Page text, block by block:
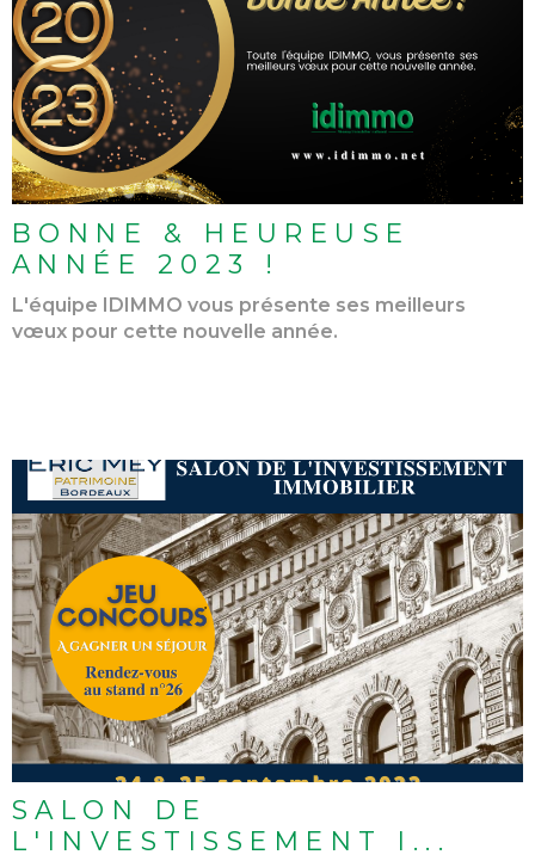
BONNE & HEUREUSE
ANNÉE 2023 !
L'équipe IDIMMO vous présente ses meilleurs
vœux pour cette nouvelle année.
LIRE L'ARTICLE
SALON DE
L'INVESTISSEMENT I...
LIRE L'ARTICLE